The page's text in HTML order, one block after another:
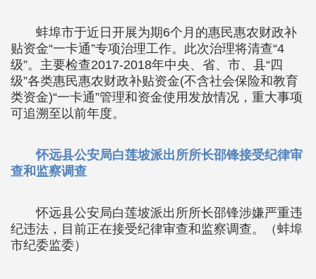
蚌埠市于近日开展为期6个月的惠民惠农财政补
贴资金“一卡通”专项治理工作。此次治理将清查“4
级”。主要检查2017-2018年中央、省、市、县“四
级”各类惠民惠农财政补贴资金(不含社会保险和教育
类资金)“一卡通”管理和资金使用发放情况，重大事项
可追溯至以前年度。
怀远县公安局白莲坡派出所所长邵锋接受纪律审
查和监察调查
怀远县公安局白莲坡派出所所长邵锋涉嫌严重违
纪违法，目前正在接受纪律审查和监察调查。（蚌埠
市纪委监委）